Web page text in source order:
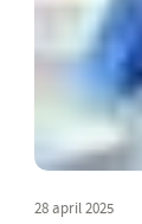
28 april 2025